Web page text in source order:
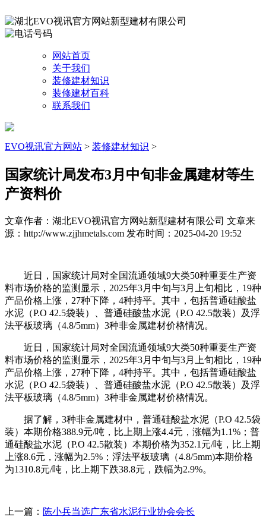
网站首页
关于我们
装修建材知识
装修建材百科
联系我们
EVO视讯官方网站 > 装修建材知识 >
国家统计局发布3月中旬非金属建材等生
产资料价
文章作者：湖北EVO视讯官方网站新型建材有限公司 文章来
源：http://www.zjjhmetals.com 发布时间：2025-04-20 19:52
近日，国家统计局对全国流通领域9大类50种重要生产资
料市场价格的监测显示，2025年3月中旬与3月上旬相比，19种
产品价格上涨，27种下降，4种持平。其中，包括普通硅酸盐
水泥（P.O 42.5袋装）、普通硅酸盐水泥（P.O 42.5散装）及浮
法平板玻璃（4.8/5mm）3种非金属建材价格情况。
近日，国家统计局对全国流通领域9大类50种重要生产资
料市场价格的监测显示，2025年3月中旬与3月上旬相比，19种
产品价格上涨，27种下降，4种持平。其中，包括普通硅酸盐
水泥（P.O 42.5袋装）、普通硅酸盐水泥（P.O 42.5散装）及浮
法平板玻璃（4.8/5mm）3种非金属建材价格情况。
据了解，3种非金属建材中，普通硅酸盐水泥（P.O 42.5袋
装）本期价格388.9元/吨，比上期上涨4.4元，涨幅为1.1%；普
通硅酸盐水泥（P.O 42.5散装）本期价格为352.1元/吨，比上期
上涨8.6元，涨幅为2.5%；浮法平板玻璃（4.8/5mm)本期价格
为1310.8元/吨，比上期下跌38.8元，跌幅为2.9%。
上一篇： 陈小兵当选广东省水泥行业协会会长